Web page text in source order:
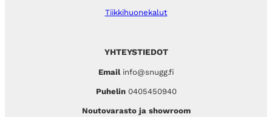
YHTEYSTIEDOT
Emailinfo@snugg.fi
Puhelin 0405450940
Noutovarasto ja showroom
Tiikkihuonekalut